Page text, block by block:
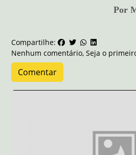
Por
Compartilhe:
Nenhum comentário, Seja o
Comentar